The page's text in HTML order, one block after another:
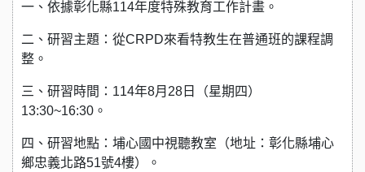
一、依據彰化縣114年度特殊教育工作計畫。
二、研習主題：從CRPD來看特教生在普通班的課程調
整。
三、研習時間：114年8月28日（星期四）
13:30~16:30。
四、研習地點：埔心國中視聽教室（地址：彰化縣埔心
鄉忠義北路51號4樓）。